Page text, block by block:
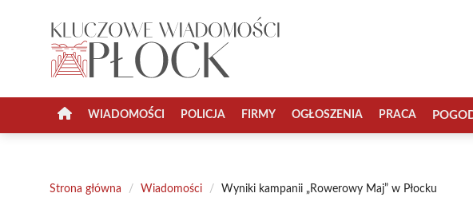
WIADOMOŚCI POLICJA FIRMY OGŁOSZENIA PRACA
Strona główna / Wiadomości / Wyniki kampanii „Rowerowy Maj” w Płocku